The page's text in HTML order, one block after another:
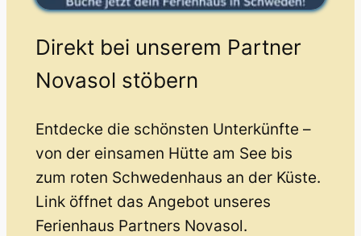
Direkt bei unserem Partner
Novasol stöbern
Entdecke die schönsten Unterkünfte –
von der einsamen Hütte am See bis
zum roten Schwedenhaus an der Küste.
Link öffnet das Angebot unseres
Ferienhaus Partners Novasol.